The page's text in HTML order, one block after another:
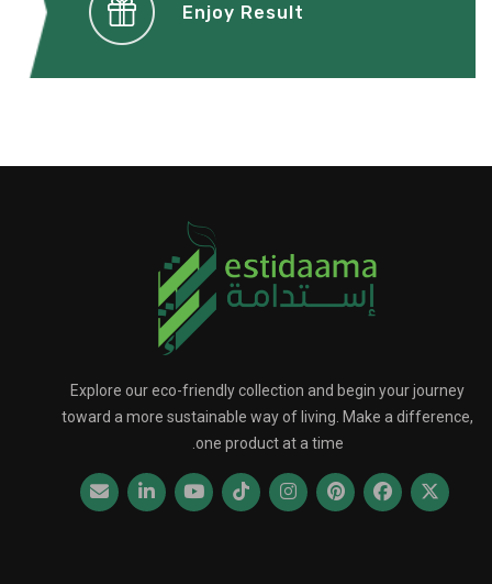
Enjoy Result
Explore our eco-friendly collection and begin your journey
toward a more sustainable way of living. Make a difference,
one product at a time.